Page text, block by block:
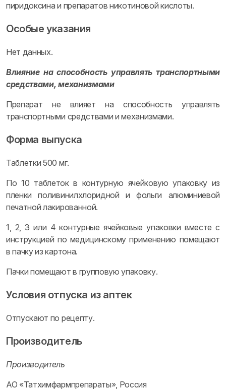
пиридоксина и препаратов никотиновой кислоты.
Особые указания
Нет данных.
Влияние на способность управлять транспортными
средствами, механизмами
Препарат не влияет на способность управлять
транспортными средствами и механизмами.
Форма выпуска
Таблетки 500 мг.
По 10 таблеток в контурную ячейковую упаковку из
пленки поливинилхлоридной и фольги алюминиевой
печатной лакированной.
1, 2, 3 или 4 контурные ячейковые упаковки вместе с
инструкцией по медицинскому применению помещают
в пачку из картона.
Пачки помещают в групповую упаковку.
Условия отпуска из аптек
Отпускают по рецепту.
Производитель
Производитель
АО «Татхимфармпрепараты», Россия